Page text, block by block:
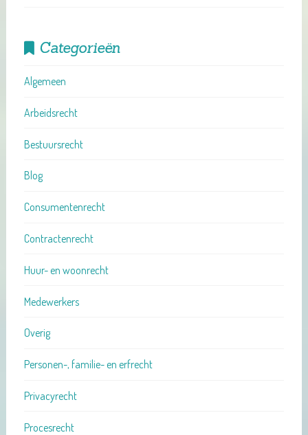
Categorieën
Algemeen
Arbeidsrecht
Bestuursrecht
Blog
Consumentenrecht
Contractenrecht
Huur- en woonrecht
Medewerkers
Overig
Personen-, familie- en erfrecht
Privacyrecht
Procesrecht